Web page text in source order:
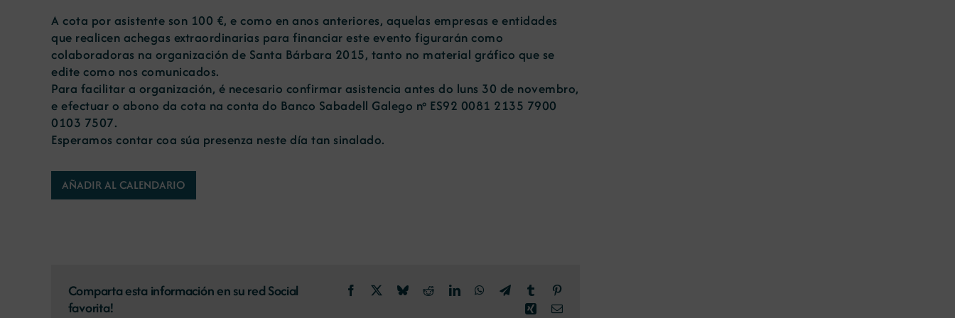
A cota por asistente son 100 €, e como en anos anteriores, aquelas empresas e entidades
que realicen achegas extraordinarias para financiar este evento figurarán como
colaboradoras na organización de Santa Bárbara 2015, tanto no material gráfico que se
edite como nos comunicados.
Para facilitar a organización, é necesario confirmar asistencia antes do luns 30 de novembro,
e efectuar o abono da cota na conta do Banco Sabadell Galego nº ES92 0081 2135 7900
0103 7507.
Esperamos contar coa súa presenza neste día tan sinalado.
AÑADIR AL CALENDARIO
Comparta esta información en su red Social
favorita!
Facebook BlueskyRedditLinkedInWhatsApp
TelegramTumblr
XingCorreo